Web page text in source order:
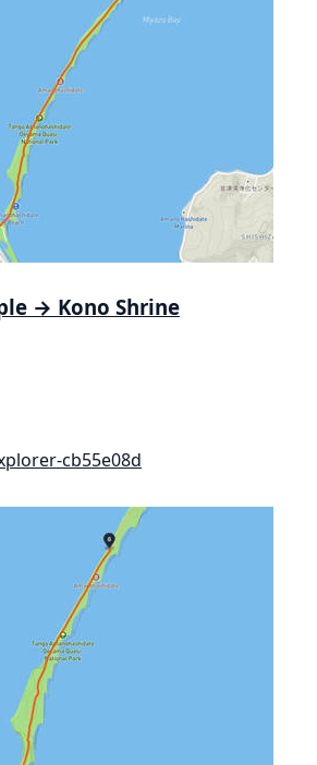
→ Kono Shrine
cb55e08d